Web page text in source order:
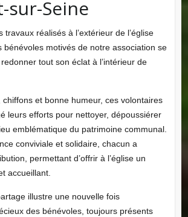
sur-Seine
travaux réalisés à l’extérieur de l’église
bénévoles motivés de notre association se
tout son éclat à l’intérieur de
chiffons et bonne humeur, ces volontaires
leurs efforts pour nettoyer, dépoussiérer
emblématique du patrimoine communal.
conviviale et solidaire, chacun a
permettant d’offrir à l’église un
accueillant.
illustre une nouvelle fois
des bénévoles, toujours présents